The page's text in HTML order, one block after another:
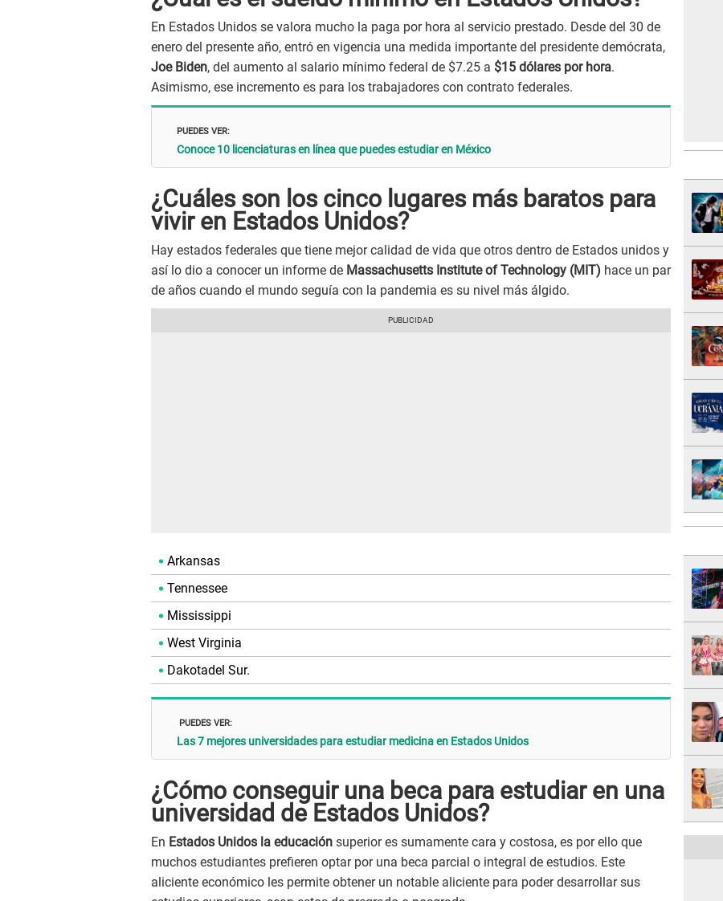
En Estados Unidos se valora mucho la paga por hora al servicio prestado. Desde del 30 de
enero del presente año, entró en vigencia una medida importante del presidente demócrata,
Joe Biden, del aumento al salario mínimo federal de $7.25 a $15 dólares por hora.
Asimismo, ese incremento es para los trabajadores con contrato federales.
PUEDES VER:
Conoce 10 licenciaturas en línea que puedes estudiar en México
¿Cuáles son los cinco lugares más baratos para
vivir en Estados Unidos?
Hay estados federales que tiene mejor calidad de vida que otros dentro de Estados unidos y
así lo dio a conocer un informe de Massachusetts Institute of Technology (MIT) hace un par
de años cuando el mundo seguía con la pandemia es su nivel más álgido.
Arkansas
Tennessee
Mississippi
West Virginia
Dakotadel Sur.
PUEDES VER:
Las 7 mejores universidades para estudiar medicina en Estados Unidos
¿Cómo conseguir una beca para estudiar en una
universidad de Estados Unidos?
En Estados Unidos la educación superior es sumamente cara y costosa, es por ello que
muchos estudiantes prefieren optar por una beca parcial o integral de estudios. Este
aliciente económico les permite obtener un notable aliciente para poder desarrollar sus